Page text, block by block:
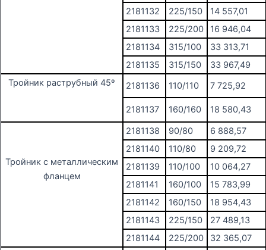
2181132
225/150
14 557,01
2181133
225/200
16 946,04
2181134
315/100
33 313,71
2181135
315/150
33 967,49
Тройник раструбный 45º
2181136 110/110 7 725,92
2181137 160/160 18 580,43
Тройник с металлическим
фланцем
2181138 90/80
6 888,57
2181140
110/80
9 209,72
2181139
110/100
10 064,27
2181141
160/100
15 783,99
2181142
160/150
18 954,43
2181143
225/150
27 489,13
2181144
225/200 32 365,07